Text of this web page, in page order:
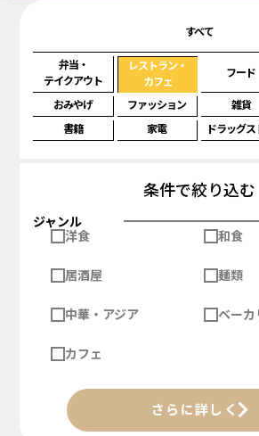
すべて
弁当・
テイクアウト
レストラン・
カフェ
フード
おみやげ ファッション 雑貨
書籍
家電 ドラッグス
条件で絞り込む
ジャンル
洋食
和食
居酒屋 麺類
中華・アジア ベーカ
カフェ
さらに詳しく